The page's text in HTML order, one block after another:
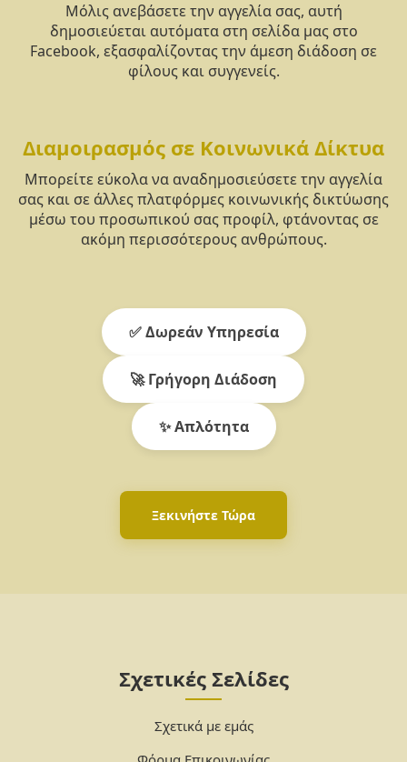
Μόλις ανεβάσετε την αγγελία σας, αυτή
δημοσιεύεται αυτόματα στη σελίδα μας στο
Facebook, εξασφαλίζοντας την άμεση διάδοση σε
φίλους και συγγενείς.
Διαμοιρασμός σε Κοινωνικά Δίκτυα
Μπορείτε εύκολα να αναδημοσιεύσετε την αγγελία
σας και σε άλλες πλατφόρμες κοινωνικής δικτύωσης
μέσω του προσωπικού σας προφίλ, φτάνοντας σε
ακόμη περισσότερους ανθρώπους.
✅ Δωρεάν Υπηρεσία
🚀 Γρήγορη Διάδοση
✨ Απλότητα
Ξεκινήστε Τώρα
Σχετικές Σελίδες
Σχετικά με εμάς